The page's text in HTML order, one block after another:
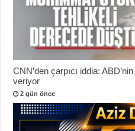
CNN’den çarpıcı iddia:
veriyor
2 gün önce